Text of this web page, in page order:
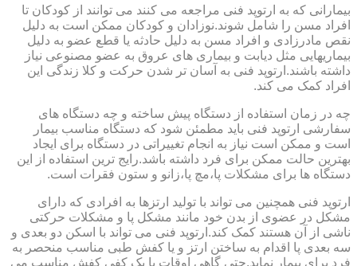
بیمارانی که به ارتوپد فنی مراجعه می کنند می توانند از کودکان تا
افراد مسن را شامل شوند.نوزادان و کودکان ممکن است به دلیل
نقص مادرزادی و افراد مسن به دلیل حادثه یا قطع عضو به دلیل
بیماریهایی مثل دیابت و بیماری های عروق به عضو مصنوعی نیاز
داشته باشند.ارتوپد فنی به آسان تر شدن حرکت و کلا زندگی این
افراد کمک می کند.
چه در زمان استفاده از دستگاه پیش ساخته و چه دستگاه های
سفارشی ارتوپد فنی باید مطمئن شود که دستگاه مناسب بیمار
است و ممکن است نیاز به انجام تغییراتی در دستگاه برای ایجاد
بهترین حالت ممکن برای فرد داشته باشد.رایج ترین استفاده از این
دستگاه ها برای مشکلات پا،مچ پا،زانو و ستون فقرات است.
ارتوپد فنی همچنین می تواند با تولید ارتزها به افرادی که دارای
مشکل در عضوی از بدن خود مانند مشکل پا و مشکلات حرکتی
ناشی از آن هستند کمک کند.ارتوپد فنی می تواند با اسکن دو بعدی و
سه بعدی پا اقدام به ساختن ارتز و یا کفش طبی مناسب منحصر به
فرد برای بیمار نماید.حتی گاهی اوقات با یک کفی کفش مناسب می